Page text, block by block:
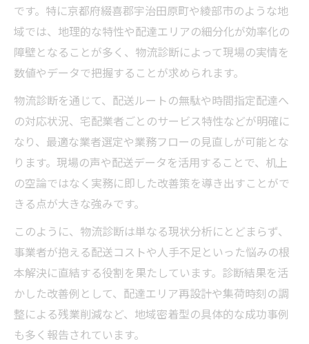
物流効率向上のための現場ヒアリング活用
法
物流診断で明らかになる配送エリアの課題
物流業務の最適化が地域事業に与える影響
物流改善には現場経験と診断結果の活用が
重要
地域ごとの物流課題を知るなら必見
物流診断で地域課題を把握し最適解を導く
方法
物流業務の地域差を考慮した効率化ポイン
ト
物流現場の声から見える地域配送の課題例
物流改善のカギは地域特性に合わせた診断
物流担当者が知るべき地方物流の注意点
配送業務の現場経験から学ぶ効率化策
です。特に京都府綴喜郡宇治田原町や綾部市のような地
域では、地理的な特性や配達エリアの細分化が効率化の
障壁となることが多く、物流診断によって現場の実情を
数値やデータで把握することが求められます。
物流診断を通じて、配送ルートの無駄や時間指定配達へ
の対応状況、宅配業者ごとのサービス特性などが明確に
なり、最適な業者選定や業務フローの見直しが可能とな
ります。現場の声や配送データを活用することで、机上
の空論ではなく実務に即した改善策を導き出すことがで
きる点が大きな強みです。
このように、物流診断は単なる現状分析にとどまらず、
事業者が抱える配送コストや人手不足といった悩みの根
本解決に直結する役割を果たしています。診断結果を活
かした改善例として、配達エリア再設計や集荷時刻の調
整による残業削減など、地域密着型の具体的な成功事例
も多く報告されています。